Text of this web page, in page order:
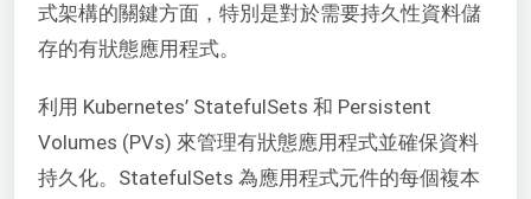
式架構的關鍵方面，特別是對於需要持久性資料儲
存的有狀態應用程式。
利用 Kubernetes’ StatefulSets 和 Persistent
Volumes (PVs) 來管理有狀態應用程式並確保資料
持久化。StatefulSets 為應用程式元件的每個複本